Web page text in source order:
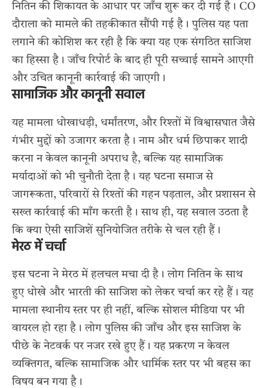
नितिन की शिकायत के आधार पर जाँच शुरू कर दी गई है। CO
दौराला को मामले की तहकीकात सौंपी गई है। पुलिस यह पता
लगाने की कोशिश कर रही है कि क्या यह एक संगठित साजिश
का हिस्सा है। जाँच रिपोर्ट के बाद ही पूरी सच्चाई सामने आएगी
और उचित कानूनी कार्रवाई की जाएगी।
सामाजिक और कानूनी सवाल
यह मामला धोखाधड़ी, धर्मांतरण, और रिश्तों में विश्वासघात जैसे
गंभीर मुद्दों को उजागर करता है। नाम और धर्म छिपाकर शादी
करना न केवल कानूनी अपराध है, बल्कि यह सामाजिक
मर्यादाओं को भी चुनौती देता है। यह घटना समाज से
जागरूकता, परिवारों से रिश्तों की गहन पड़ताल, और प्रशासन से
सख्त कार्रवाई की माँग करती है। साथ ही, यह सवाल उठता है
कि क्या ऐसी साजिशें सुनियोजित तरीके से चल रही हैं।
मेरठ में चर्चा
इस घटना ने मेरठ में हलचल मचा दी है। लोग नितिन के साथ
हुए धोखे और भारती की साजिश को लेकर चर्चा कर रहे हैं। यह
मामला स्थानीय स्तर पर ही नहीं, बल्कि सोशल मीडिया पर भी
वायरल हो रहा है। लोग पुलिस की जाँच और इस साजिश के
पीछे के नेटवर्क पर नजर रखे हुए हैं। यह प्रकरण न केवल
व्यक्तिगत, बल्कि सामाजिक और धार्मिक स्तर पर भी बहस का
विषय बन गया है।